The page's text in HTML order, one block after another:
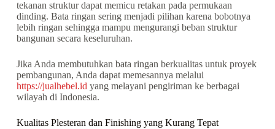
tekanan struktur dapat memicu retakan pada permukaan
dinding. Bata ringan sering menjadi pilihan karena bobotnya
lebih ringan sehingga mampu mengurangi beban struktur
bangunan secara keseluruhan.
Jika Anda membutuhkan bata ringan berkualitas untuk proyek
pembangunan, Anda dapat memesannya melalui
https://jualhebel.id yang melayani pengiriman ke berbagai
wilayah di Indonesia.
Kualitas Plesteran dan Finishing yang Kurang Tepat